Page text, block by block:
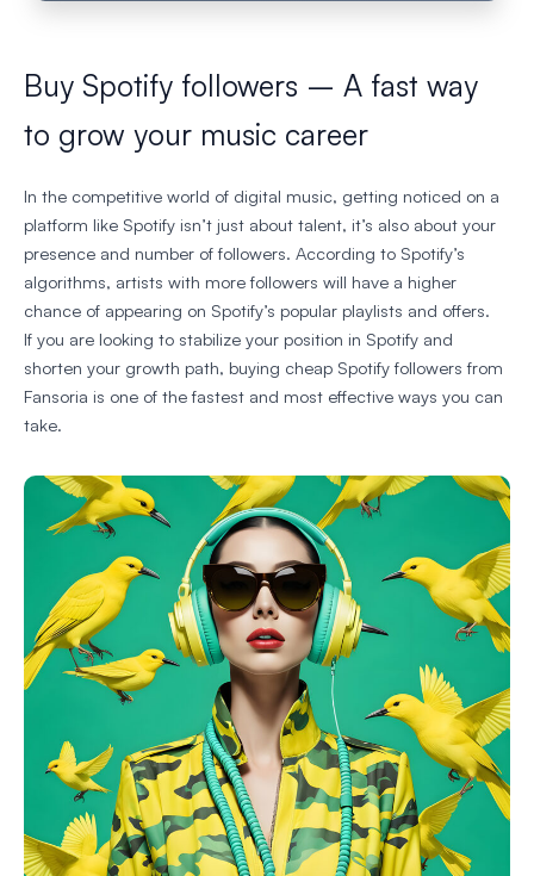
Buy Spotify followers – A fast way
to grow your music career
In the competitive world of digital music, getting noticed on a
platform like Spotify isn’t just about talent, it’s also about your
presence and number of followers. According to Spotify’s
algorithms, artists with more followers will have a higher
chance of appearing on Spotify’s popular playlists and offers.
If you are looking to stabilize your position in Spotify and
shorten your growth path, buying cheap Spotify followers from
Fansoria is one of the fastest and most effective ways you can
take.